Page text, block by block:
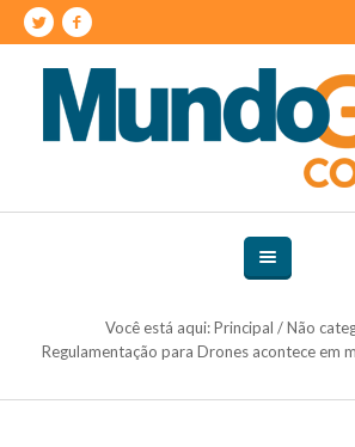
Você está aqui:Principal /Não
Regulamentação para Drones acontece em